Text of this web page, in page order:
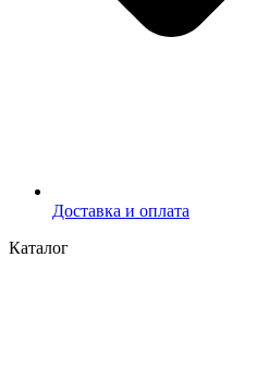
Доставка и оплата
Каталог